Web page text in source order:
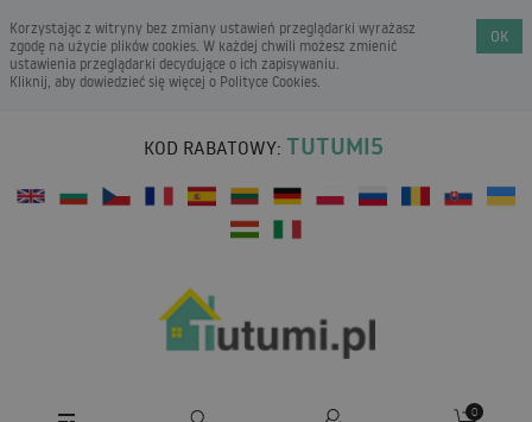
Korzystając z witryny bez zmiany ustawień przeglądarki wyrażasz
zgodę na użycie plików cookies. W każdej chwili możesz zmienić
ustawienia przeglądarki decydujące o ich zapisywaniu.
Kliknij, aby dowiedzieć się więcej o Polityce Cookies.
OK
KOD RABATOWY: TUTUMI5
0